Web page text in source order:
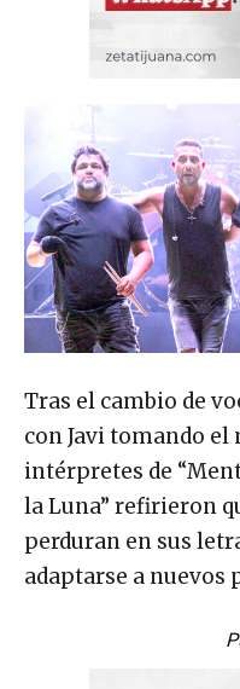
Tras el cambio de
con Javi tomando
intérpretes de
la Luna” refirieron
perduran en sus
adaptarse a nuevos